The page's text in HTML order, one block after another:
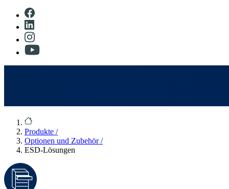
Produkte /
Optionen und Zubehör/
ESD-Lösungen